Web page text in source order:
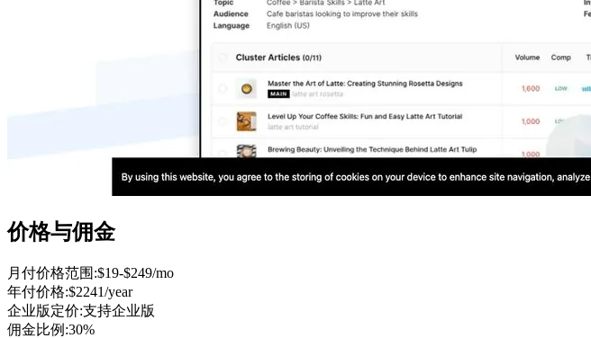
价格与佣金
月付价格范围 :$19-$249/mo
年付价格:$2241/year
企业版定价:支持企业版
佣金比例 :30%